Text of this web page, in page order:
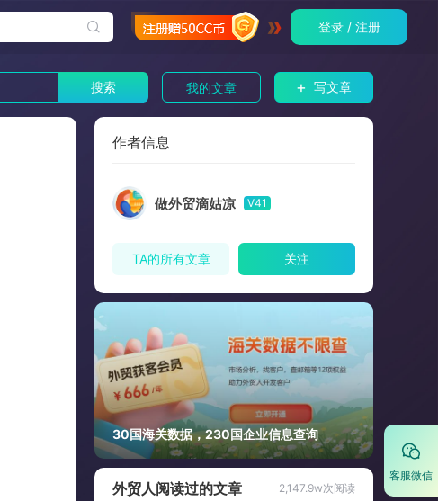
登录 / 注册
客服微信
搜索 我的文章 + 写文章
作者信息
做外贸滴姑凉 V41
TA的所有文章 关注
30国海关数据，230国企业信息查询
外贸人阅读过的文章 2,147.9w次阅读